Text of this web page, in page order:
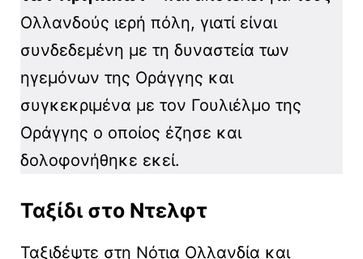
Ολλανδούς ιερή πόλη, γιατί είναι
συνδεδεμένη με τη δυναστεία των
ηγεμόνων της Οράγγης και
συγκεκριμένα με τον Γουλιέλμο της
Οράγγης ο οποίος έζησε και
δολοφονήθηκε εκεί.
Ταξίδι στο Ντελφτ
Ταξιδέψτε στη Νότια Ολλανδία και